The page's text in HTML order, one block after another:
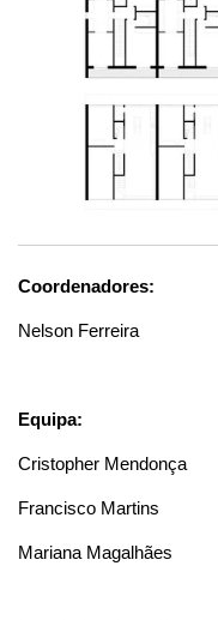
Coordenadores:
Nelson Ferreira
Equipa:
Cristopher Mendonça
Francisco Martins
Mariana Magalhães